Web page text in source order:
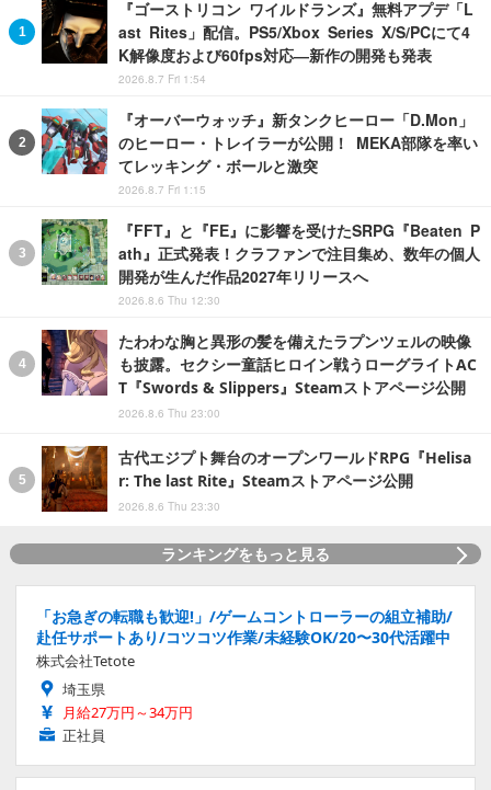
『ゴーストリコン ワイルドランズ』無料アプデ「L
ast Rites」配信。PS5/Xbox Series X/S/PCにて4
K解像度および60fps対応―新作の開発も発表
2026.8.7 Fri 1:54
『オーバーウォッチ』新タンクヒーロー「D.Mon」
のヒーロー・トレイラーが公開！ MEKA部隊を率い
てレッキング・ボールと激突
2026.8.7 Fri 1:15
『FFT』と『FE』に影響を受けたSRPG『Beaten P
ath』正式発表！クラファンで注目集め、数年の個人
開発が生んだ作品2027年リリースへ
2026.8.6 Thu 12:30
たわわな胸と異形の髪を備えたラプンツェルの映像
も披露。セクシー童話ヒロイン戦うローグライトAC
T『Swords & Slippers』Steamストアページ公開
2026.8.6 Thu 23:00
古代エジプト舞台のオープンワールドRPG『Helisa
r: The last Rite』Steamストアページ公開
2026.8.6 Thu 23:30
ランキングをもっと見る
「お急ぎの転職も歓迎!」/ゲームコントローラーの組立補助/
赴任サポートあり/コツコツ作業/未経験OK/20〜30代活躍中
株式会社Tetote
埼玉県
月給27万円～34万円
正社員